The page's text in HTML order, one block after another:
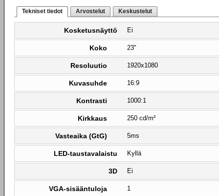
Tekniset tiedot Arvostelut Keskustelut
Kosketusnäyttö Ei
Koko 23"
Resoluutio 1920x1080
Kuvasuhde 16:9
Kontrasti 1000:1
Kirkkaus 250 cd/m²
Vasteaika (GtG) 5ms
LED-taustavalaistu Kyllä
3D Ei
VGA-sisääntuloja 1